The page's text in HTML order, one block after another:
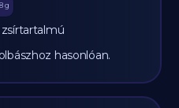
g
hasonlóan.